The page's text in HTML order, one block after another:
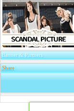
Banner & Partners
Share|